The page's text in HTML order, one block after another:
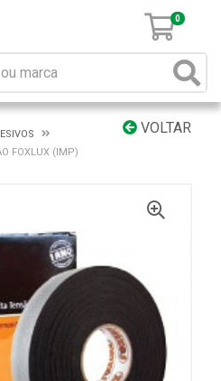
0
VOLTAR
FOXLUX (IMP)